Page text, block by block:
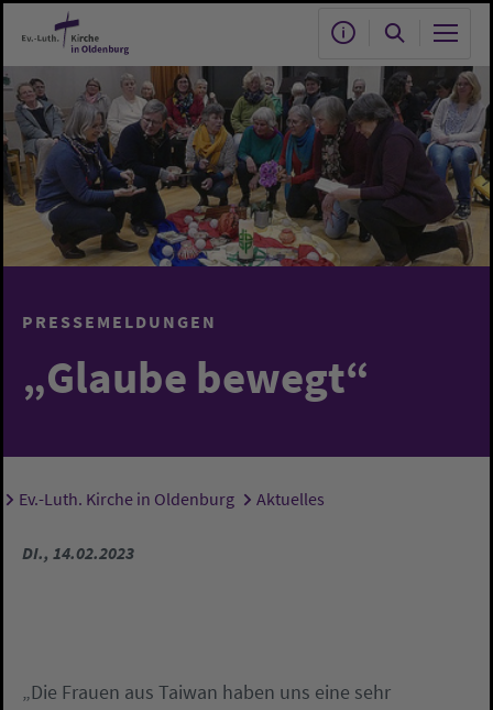
Zum Hauptinhalt springen
PRESSEMELDUNGEN
„Glaube bewegt“
Sie sind hier:
Ev.-Luth. Kirche in Oldenburg Aktuelles
DI., 14.02.2023
„Die Frauen aus Taiwan haben uns eine sehr